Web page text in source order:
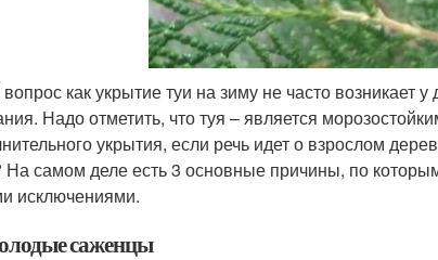
как укрытие туи на зиму не часто возникает
Надо отметить, что туя – является
укрытия, если речь идет о взрослом
На самом деле есть 3 основные причины, по
исключениями.
саженцы